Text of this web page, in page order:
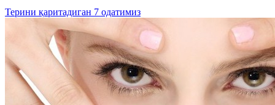
Терини қаритадиган 7 одатимиз